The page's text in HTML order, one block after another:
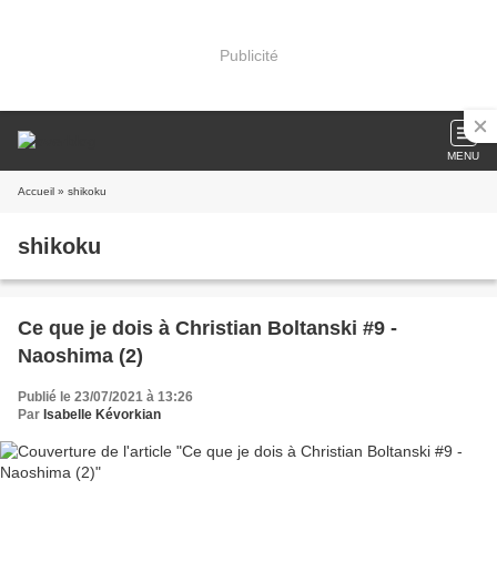
Publicité
MENU
Accueil » shikoku
shikoku
Ce que je dois à Christian Boltanski #9 -
Naoshima (2)
Publié le 23/07/2021 à 13:26
Par Isabelle Kévorkian